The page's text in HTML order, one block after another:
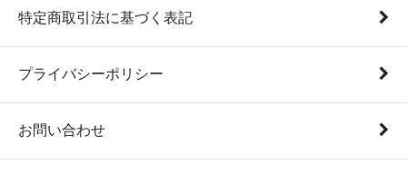
特定商取引法に基づく表記
プライバシーポリシー
お問い合わせ